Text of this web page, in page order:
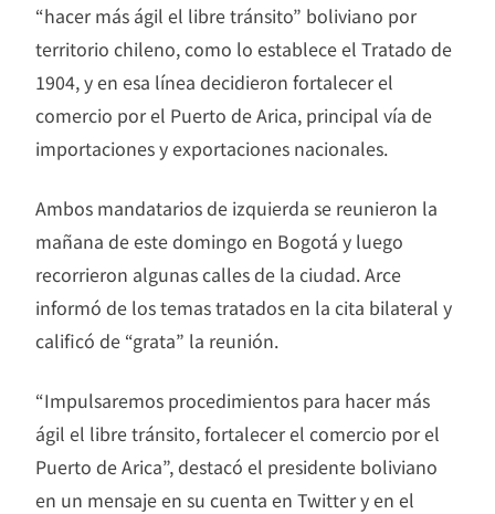
“hacer más ágil el libre tránsito” boliviano por
territorio chileno, como lo establece el Tratado de
1904, y en esa línea decidieron fortalecer el
comercio por el Puerto de Arica, principal vía de
importaciones y exportaciones nacionales.
Ambos mandatarios de izquierda se reunieron la
mañana de este domingo en Bogotá y luego
recorrieron algunas calles de la ciudad. Arce
informó de los temas tratados en la cita bilateral y
calificó de “grata” la reunión.
“Impulsaremos procedimientos para hacer más
ágil el libre tránsito, fortalecer el comercio por el
Puerto de Arica”, destacó el presidente boliviano
en un mensaje en su cuenta en Twitter y en el